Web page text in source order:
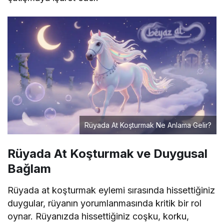
Rüyada At Koşturmak Ne Anlama Gelir?
Rüyada At Koşturmak ve Duygusal
Bağlam
Rüyada at koşturmak eylemi sırasında hissettiğiniz
duygular, rüyanın yorumlanmasında kritik bir rol
oynar. Rüyanızda hissettiğiniz coşku, korku,